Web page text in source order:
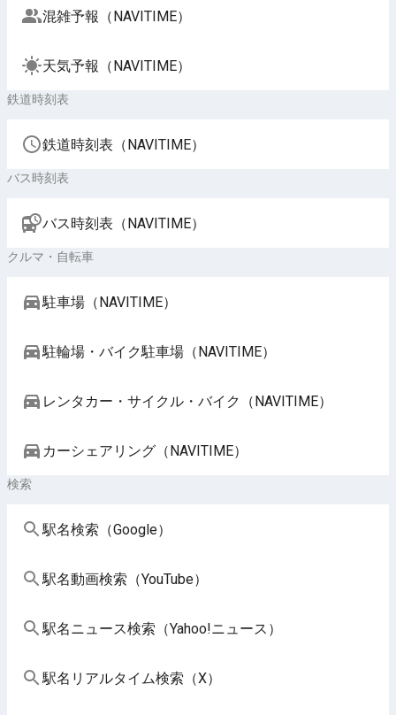
混雑予報（NAVITIME）
天気予報（NAVITIME）
鉄道時刻表
鉄道時刻表（NAVITIME）
バス時刻表
バス時刻表（NAVITIME）
クルマ・自転車
駐車場（NAVITIME）
駐輪場・バイク駐車場（NAVITIME）
レンタカー・サイクル・バイク（NAVITIME）
カーシェアリング（NAVITIME）
検索
駅名検索（Google）
駅名動画検索（YouTube）
駅名ニュース検索（Yahoo!ニュース）
駅名リアルタイム検索（X）